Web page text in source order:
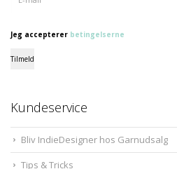
Jeg accepterer betingelserne
Tilmeld
Kundeservice
Bliv IndieDesigner hos Garnudsalg
Tips & Tricks